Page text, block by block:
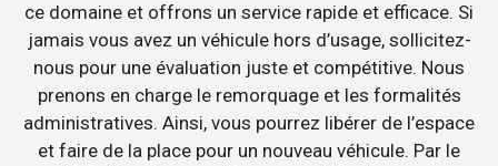
ce domaine et offrons un service rapide et efficace. Si
jamais vous avez un véhicule hors d’usage, sollicitez-
nous pour une évaluation juste et compétitive. Nous
prenons en charge le remorquage et les formalités
administratives. Ainsi, vous pourrez libérer de l’espace
et faire de la place pour un nouveau véhicule. Par le